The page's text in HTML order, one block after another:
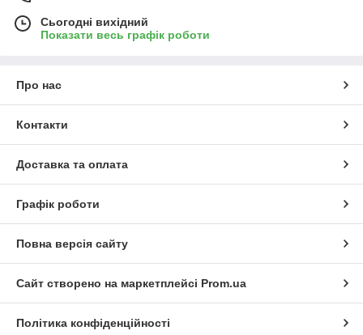
Сьогодні вихідний
Показати весь графік роботи
Про нас
Контакти
Доставка та оплата
Графік роботи
Повна версія сайту
Сайт створено на маркетплейсі Prom.ua
Політика конфіденційності